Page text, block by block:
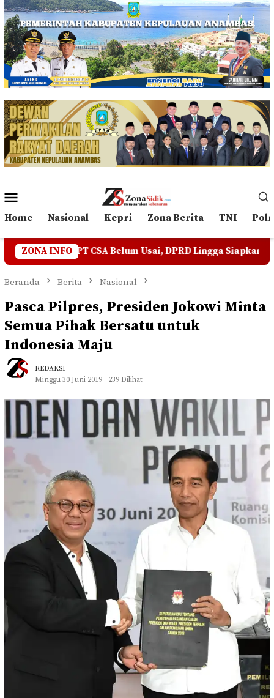
Loncat
ke
konten
Mobile
Home Nasional Kepri Zona Berita TNI
ZONA INFO
Belum Usai, DPRD Lingga Siapkan RDP Jika Jalur
Beranda Berita Nasional
Pasca Pilpres, Presiden Jokowi Minta
Semua Pihak Bersatu untuk
Indonesia Maju
REDAKSI
Minggu 30 Juni 2019
239 Dilihat